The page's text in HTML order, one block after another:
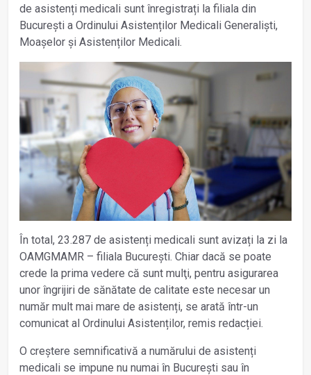
de asistenți medicali sunt înregistrați la filiala din
București a Ordinului Asistenților Medicali Generaliști,
Moașelor și Asistenților Medicali.
În total, 23.287 de asistenți medicali sunt avizați la zi la
OAMGMAMR – filiala București. Chiar dacă se poate
crede la prima vedere că sunt mulţi, pentru asigurarea
unor îngrijiri de sănătate de calitate este necesar un
număr mult mai mare de asistenți, se arată într-un
comunicat al Ordinului Asistenților, remis redacției.
O creștere semnificativă a numărului de asistenți
medicali se impune nu numai în București sau în